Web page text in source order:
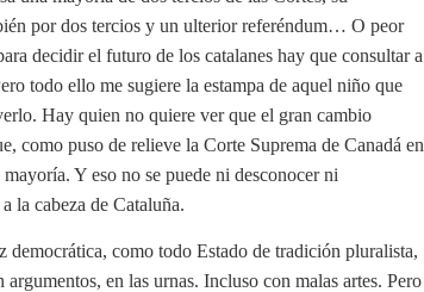
por dos tercios y un ulterior referéndum… O peor
decidir el futuro de los catalanes hay que consultar a
todo ello me sugiere la estampa de aquel niño que
Hay quien no quiere ver que el gran cambio
como puso de relieve la Corte Suprema de Canadá en
Y eso no se puede ni desconocer ni
la cabeza de Cataluña.
como todo Estado de tradición pluralista,
en las urnas. Incluso con malas artes. Pero